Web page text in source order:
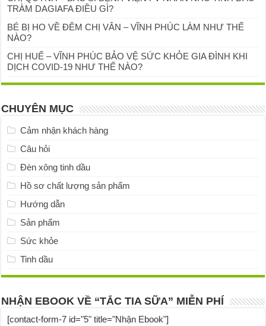
TRÀM DAGIAFA ĐIỀU GÌ?
BÉ BỊ HO VỀ ĐÊM CHỊ VÂN – VĨNH PHÚC LÀM NHƯ THẾ
NÀO?
CHỊ HUẾ – VĨNH PHÚC BẢO VỆ SỨC KHỎE GIA ĐÌNH KHI
DỊCH COVID-19 NHƯ THẾ NÀO?
CHUYÊN MỤC
Cảm nhận khách hàng
Câu hỏi
Đèn xông tinh dầu
Hồ sơ chất lượng sản phẩm
Hướng dẫn
Sản phẩm
Sức khỏe
Tinh dầu
NHẬN EBOOK VỀ “TẮC TIA SỮA” MIỄN PHÍ
[contact-form-7 id="5" title="Nhận Ebook"]